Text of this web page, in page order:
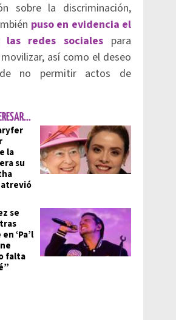
sobre la discriminación,
puso en evidencia el
redes sociales para
así como el deseo
no permitir actos de
la
su
atrevió
se
‘Pa’l
falta